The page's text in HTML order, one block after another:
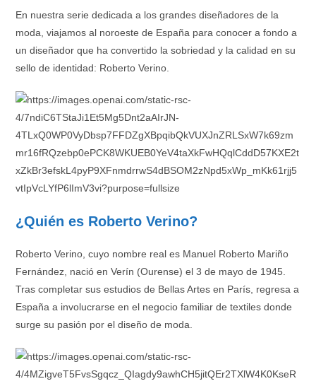
entrada:
En nuestra serie dedicada a los grandes diseñadores de la
moda, viajamos al noroeste de España para conocer a fondo a
un diseñador que ha convertido la sobriedad y la calidad en su
sello de identidad: Roberto Verino.
¿Quién es Roberto Verino?
Roberto Verino, cuyo nombre real es Manuel Roberto Mariño
Fernández, nació en Verín (Ourense) el 3 de mayo de 1945.
Tras completar sus estudios de Bellas Artes en París, regresa a
España a involucrarse en el negocio familiar de textiles donde
surge su pasión por el diseño de moda.